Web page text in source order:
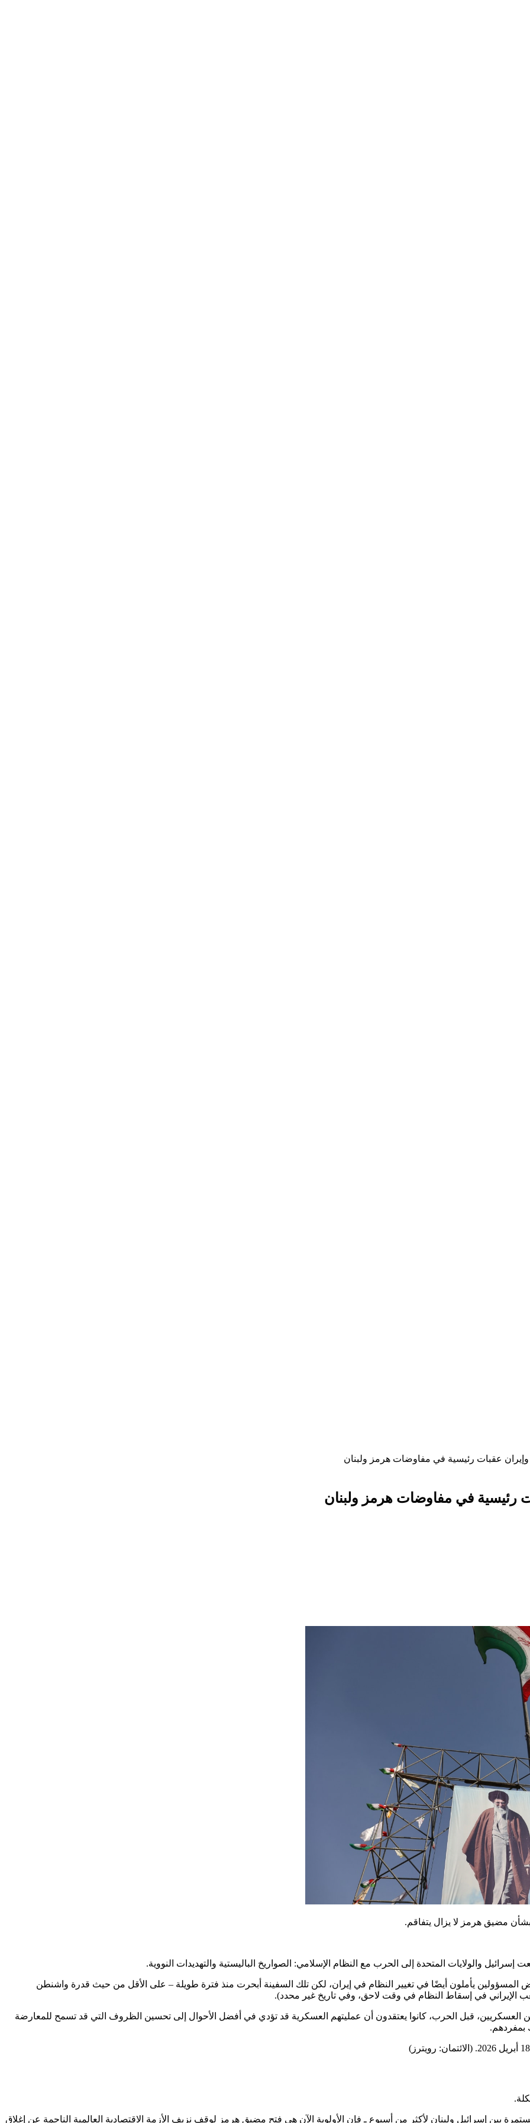
وإيران عقبات رئيسية في مفاوضات هرمز ولبنان
رئيسية في مفاوضات هرمز ولبنان
بشأن مضيق هرمز لا يزال يتفاقم.
والولايات المتحدة إلى الحرب مع النظام الإسلامي: الصواريخ الباليستية والتهديدات النووية.
يأملون أيضًا في تغيير النظام في إيران، لكن تلك السفينة أبحرت منذ فترة طويلة – على الأقل من حيث قدرة واشنطن
في إسقاط النظام في وقت لاحق، وفي تاريخ غير محدد).
العسكريين، قبل الحرب، كانوا يعتقدون أن عمليتهم العسكرية قد تؤدي في أفضل الأحوال إلى تحسين الظروف التي قد تسمح للمعارضة
بمفردهم.
بين إسرائيل ولبنان لأكثر من أسبوع ـ فإن الأولوية الآن هي فتح مضيق هرمز لوقف نزيف الأزمة الاقتصادية العالمية الناجمة عن إغلاق